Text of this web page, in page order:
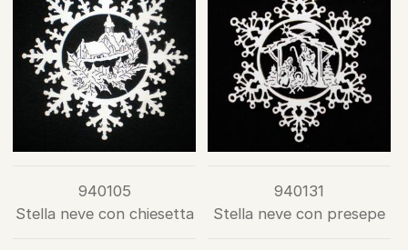
940105
Stella neve con chiesetta
940131
Stella neve con presepe